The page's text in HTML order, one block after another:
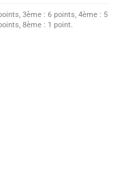
3ème : 6 points, 4ème : 5
8ème : 1 point.